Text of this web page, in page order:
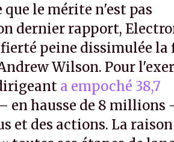
que le mérite n'est pas
dernier rapport,
peine dissimulée la
Wilson. Pour
a empoché 38,7
en hausse de 8 millions
et des actions. La raison